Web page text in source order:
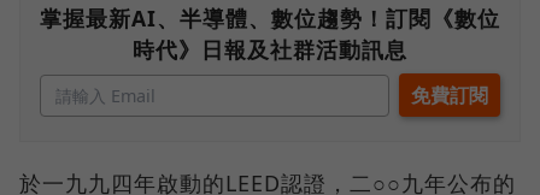
掌握最新AI、半導體、數位趨勢！訂閱《數位
時代》日報及社群活動訊息
於一九九四年啟動的LEED認證，二○○九年公布的